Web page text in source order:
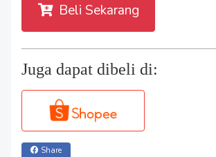
Beli Sekarang
Juga dapat dibeli di:
Share